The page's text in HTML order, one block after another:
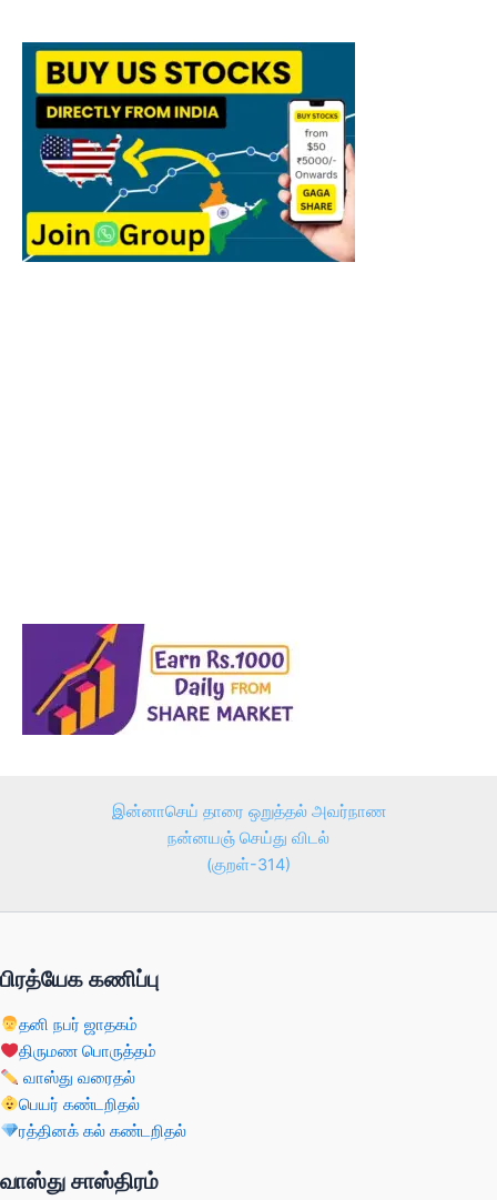
இன்னாசெய் தாரை ஒறுத்தல் அவர்நாண
நன்னயஞ் செய்து விடல்
(குறள்-314)
பிரத்யேக கணிப்பு
தனி நபர் ஜாதகம்
திருமண பொருத்தம்
வாஸ்து வரைதல்
பெயர் கண்டறிதல்
ரத்தினக் கல் கண்டறிதல்
வாஸ்து சாஸ்திரம்